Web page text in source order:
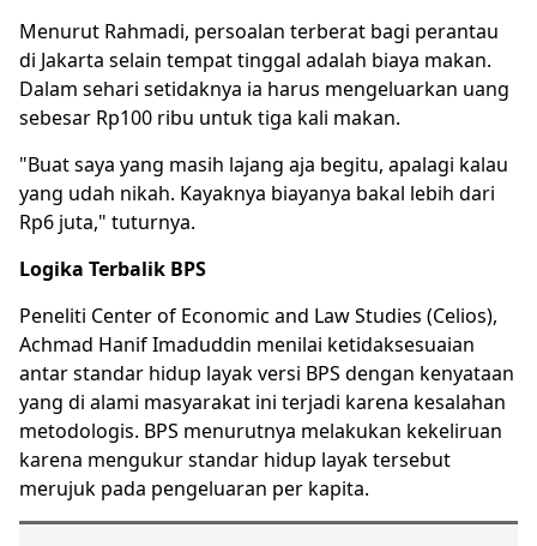
Menurut Rahmadi, persoalan terberat bagi perantau
di Jakarta selain tempat tinggal adalah biaya makan.
Dalam sehari setidaknya ia harus mengeluarkan uang
sebesar Rp100 ribu untuk tiga kali makan.
"Buat saya yang masih lajang aja begitu, apalagi kalau
yang udah nikah. Kayaknya biayanya bakal lebih dari
Rp6 juta," tuturnya.
Logika Terbalik BPS
Peneliti Center of Economic and Law Studies (Celios),
Achmad Hanif Imaduddin menilai ketidaksesuaian
antar standar hidup layak versi BPS dengan kenyataan
yang di alami masyarakat ini terjadi karena kesalahan
metodologis. BPS menurutnya melakukan kekeliruan
karena mengukur standar hidup layak tersebut
merujuk pada pengeluaran per kapita.